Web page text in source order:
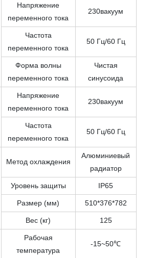
Напряжение
переменного тока
230вакуум
Частота
переменного тока
50 Гц/60 Гц
Форма волны
переменного тока
Чистая
синусоида
Напряжение
переменного тока
230вакуум
Частота
переменного тока
50 Гц/60 Гц
Метод охлаждения
Алюминиевый
радиатор
Уровень защиты IP65
Размер (мм) 510*376*782
Вес (кг) 125
Рабочая
температура
-15~50℃